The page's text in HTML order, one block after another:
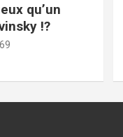
qu’un
!?